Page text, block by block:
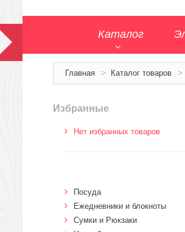
Каталог
Главная > Каталог товаров >
Избранные
Нет избранных товаров
Посуда
Ежедневники и блокноты
Сумки и Рюкзаки